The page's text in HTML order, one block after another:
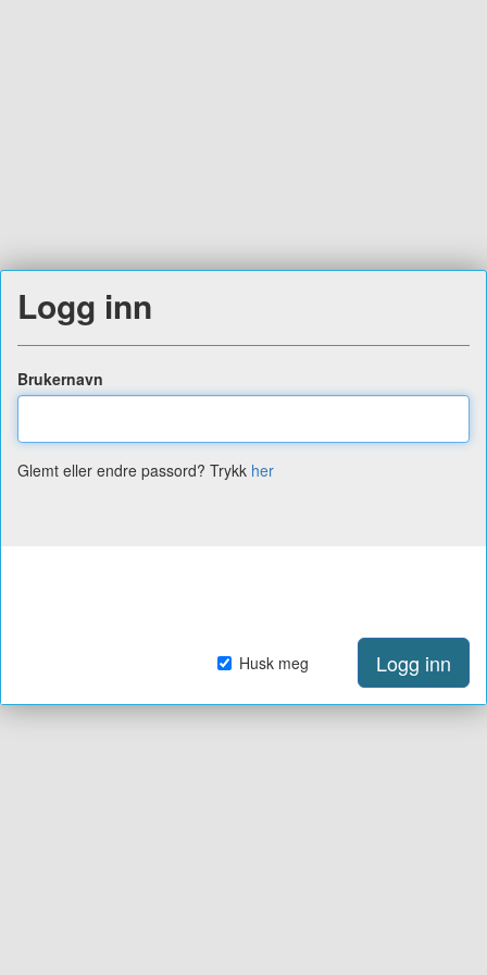
Logg inn
Brukernavn
Glemt eller endre passord? Trykk her
Husk meg Logg inn